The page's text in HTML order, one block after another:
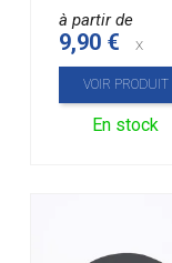
à partir de
9,90 € x
VOIR PRODUIT
En stock